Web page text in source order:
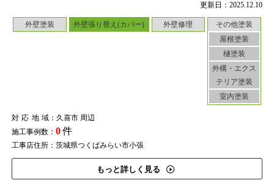
更新日：2025.12.10
外壁塗装 外壁張り替え(カバー) 外壁修理
その他塗装
屋根塗装
樋塗装
外構・エクス
テリア塗装
室内塗装
対応地域：久喜市 周辺
施工事例数： 0件
工事店住所：茨城県つくばみらい市小張
もっと詳しく見る